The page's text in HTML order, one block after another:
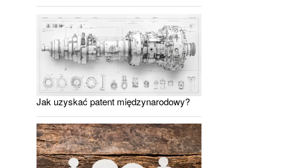
Jak uzyskać patent międzynarodowy?